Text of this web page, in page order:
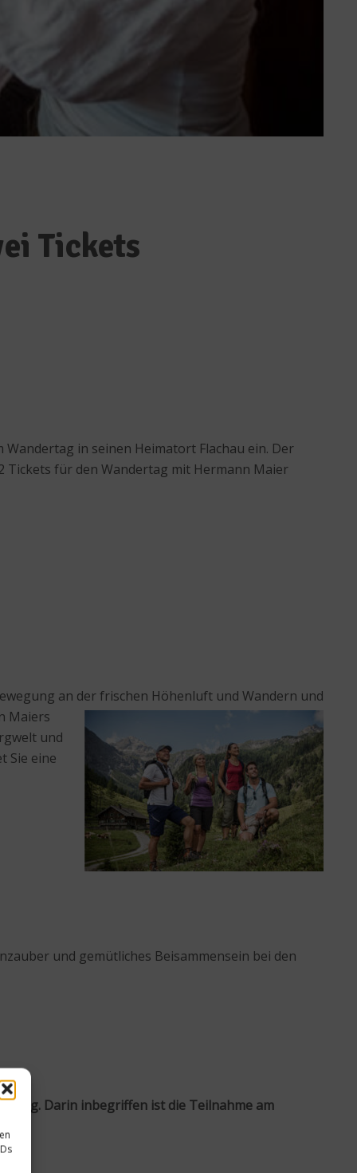
Tickets
in seinen Heimatort Flachau ein. Der
Tickets für den Wandertag mit Hermann Maier
an der frischen Höhenluft und Wandern und
Maiers
und
Sie eine
und gemütliches Beisammensein bei den
Darin inbegriffen ist die Teilnahme am